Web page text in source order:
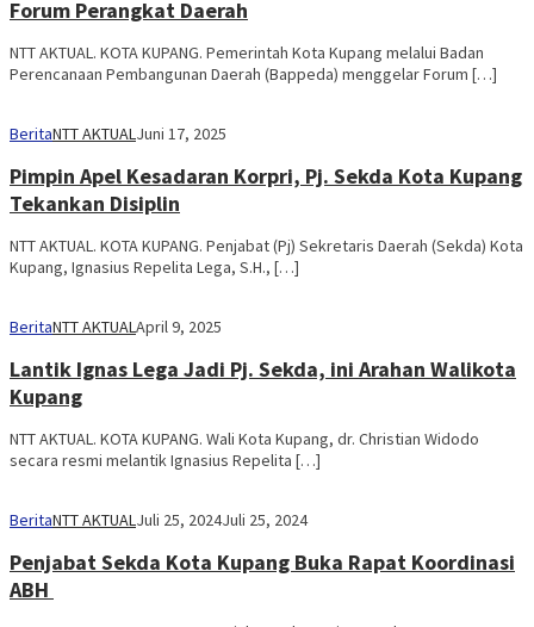
Forum Perangkat Daerah
NTT AKTUAL. KOTA KUPANG. Pemerintah Kota Kupang melalui Badan
Perencanaan Pembangunan Daerah (Bappeda) menggelar Forum […]
BeritaNTT AKTUALJuni 17, 2025
Pimpin Apel Kesadaran Korpri, Pj. Sekda Kota Kupang
Tekankan Disiplin
NTT AKTUAL. KOTA KUPANG. Penjabat (Pj) Sekretaris Daerah (Sekda) Kota
Kupang, Ignasius Repelita Lega, S.H., […]
BeritaNTT AKTUALApril 9, 2025
Lantik Ignas Lega Jadi Pj. Sekda, ini Arahan Walikota
Kupang
NTT AKTUAL. KOTA KUPANG. Wali Kota Kupang, dr. Christian Widodo
secara resmi melantik Ignasius Repelita […]
BeritaNTT AKTUALJuli 25, 2024Juli 25, 2024
Penjabat Sekda Kota Kupang Buka Rapat Koordinasi
ABH